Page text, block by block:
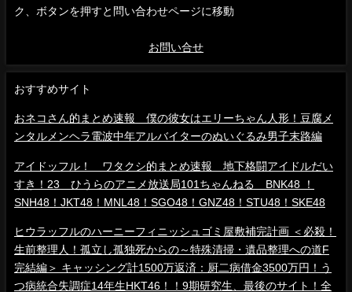
ク、ボタンを押すと問い合わせページに移動
お問い合せ
おすすめサイト
おネコさん的まとめ速報 僕の彼女はエリーちゃん人形！豆腐メ
ンタルメンヘラ電波中年アルバイターのぬいぐるみ男子末路編
アイドッフル！ ワタクシ的まとめ速報 地下格闘アイドルだい
すき！23 ひうらのアニメ放送局101ちゃんねる BNK48 ！
SNH48！JKT48！MNL48！SGO48！GNZ48！STU48！SKE48
ヒウラッフルのハーニーフィニッシュゴミ屋敷補完計画 ＜必殺！
生前整理人！孤立し孤独死からの～特殊清掃・遺品整理への道F
完結編＞ キャッシング計1500万返済：厨二病借金3500万円！う
つ病統合失調症14年生HKT46！！9期研究生、最後のサイト！全